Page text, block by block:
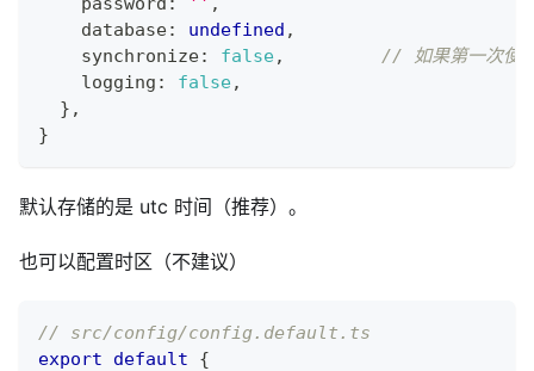
    database
: undefined ,
    synchronize
: false,
// 如果第一次使
    logging
: false,
} ,
}
默认存储的是 utc 时间（推荐）。
也可以配置时区（不建议）
// src/config/config.default.ts
export
default
{